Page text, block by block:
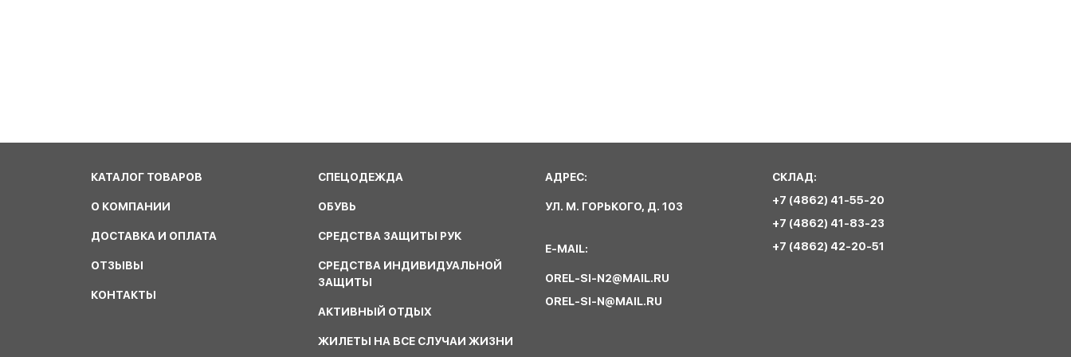
КАТАЛОГ ТОВАРОВ
О КОМПАНИИ
ДОСТАВКА И ОПЛАТА
ОТЗЫВЫ
КОНТАКТЫ
СПЕЦОДЕЖДА
ОБУВЬ
СРЕДСТВА ЗАЩИТЫ РУК
СРЕДСТВА ИНДИВИДУАЛЬНОЙ
ЗАЩИТЫ
АКТИВНЫЙ ОТДЫХ
ЖИЛЕТЫ НА ВСЕ СЛУЧАИ ЖИЗНИ
АДРЕС:
УЛ. М. ГОРЬКОГО, Д. 103
E-MAIL:
OREL-SI-N2@MAIL.RU
OREL-SI-N@MAIL.RU
СКЛАД:
+7 (4862) 41-55-20
+7 (4862) 41-83-23
+7 (4862) 42-20-51